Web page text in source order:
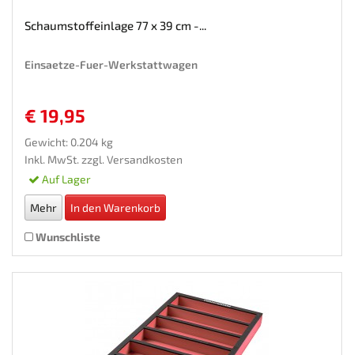
Schaumstoffeinlage 77 x 39 cm -...
Einsaetze-Fuer-Werkstattwagen
€ 19,95
Gewicht: 0.204 kg
Inkl. MwSt. zzgl. Versandkosten
Auf Lager
Mehr In den Warenkorb
Wunschliste